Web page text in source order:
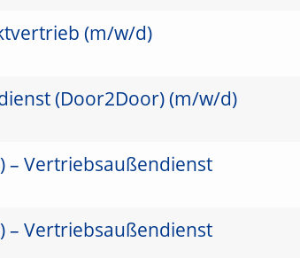
(m/w/d)
(Door2Door) (m/w/d)
– Vertriebsaußendienst
– Vertriebsaußendienst